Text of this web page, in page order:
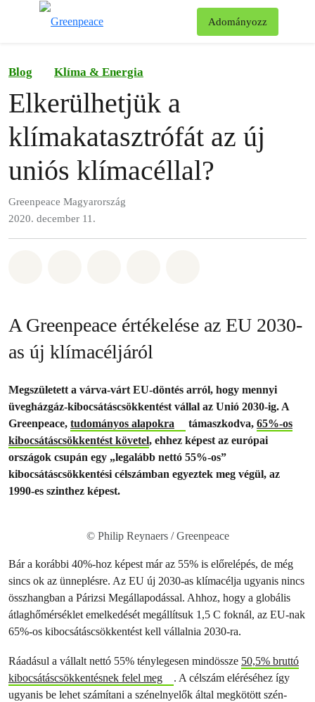
Adományozz
Blog Klíma & Energia
Elkerülhetjük a
klímakatasztrófát az új
uniós klímacéllal?
Greenpeace Magyarország
2020. december 11.
A Greenpeace értékelése az EU 2030-
as új klímacéljáról
Megszületett a várva-várt EU-döntés arról, hogy mennyi
üvegházgáz-kibocsátáscsökkentést vállal az Unió 2030-ig. A
Greenpeace, tudományos alapokra támaszkodva, 65%-os
kibocsátáscsökkentést követel, ehhez képest az európai
országok csupán egy „legalább nettó 55%-os”
kibocsátáscsökkentési célszámban egyeztek meg végül, az
1990-es szinthez képest.
© Philip Reynaers / Greenpeace
Bár a korábbi 40%-hoz képest már az 55% is előrelépés, de még
sincs ok az ünneplésre. Az EU új 2030-as klímacélja ugyanis nincs
összhangban a Párizsi Megállapodással. Ahhoz, hogy a globális
átlaghőmérséklet emelkedését megállítsuk 1,5 C foknál, az EU-nak
65%-os kibocsátáscsökkentést kell vállalnia 2030-ra.
Ráadásul a vállalt nettó 55% ténylegesen mindössze 50,5% bruttó
kibocsátáscsökkentésnek felel meg
. A célszám eléréséhez így
ugyanis be lehet számítani a szénelnyelők által megkötött szén-